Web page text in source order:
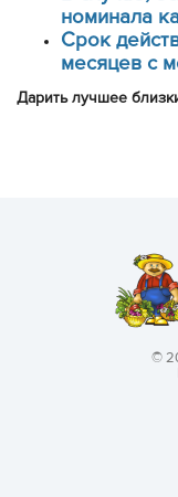
номинала
Срок
месяцев с
Дарить лучшее
©